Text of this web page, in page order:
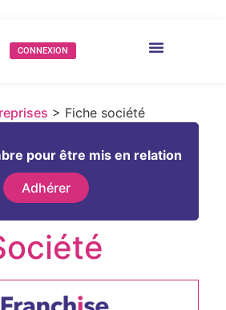
CONNEXION
> Fiche société
pour être mis en relation
Adhérer